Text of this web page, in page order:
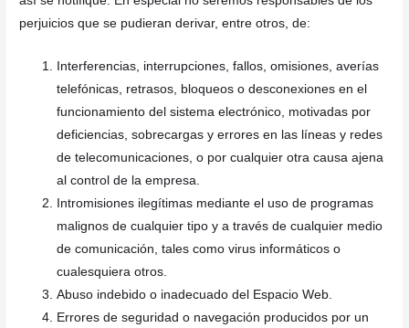
perjuicios que se pudieran derivar, entre otros, de:
Interferencias, interrupciones, fallos, omisiones, averías
telefónicas, retrasos, bloqueos o desconexiones en el
funcionamiento del sistema electrónico, motivadas por
deficiencias, sobrecargas y errores en las líneas y redes
de telecomunicaciones, o por cualquier otra causa ajena
al control de la empresa.
Intromisiones ilegítimas mediante el uso de programas
malignos de cualquier tipo y a través de cualquier medio
de comunicación, tales como virus informáticos o
cualesquiera otros.
Abuso indebido o inadecuado del Espacio Web.
Errores de seguridad o navegación producidos por un